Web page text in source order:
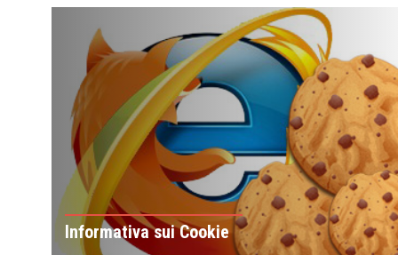
Informativa sui Cookie